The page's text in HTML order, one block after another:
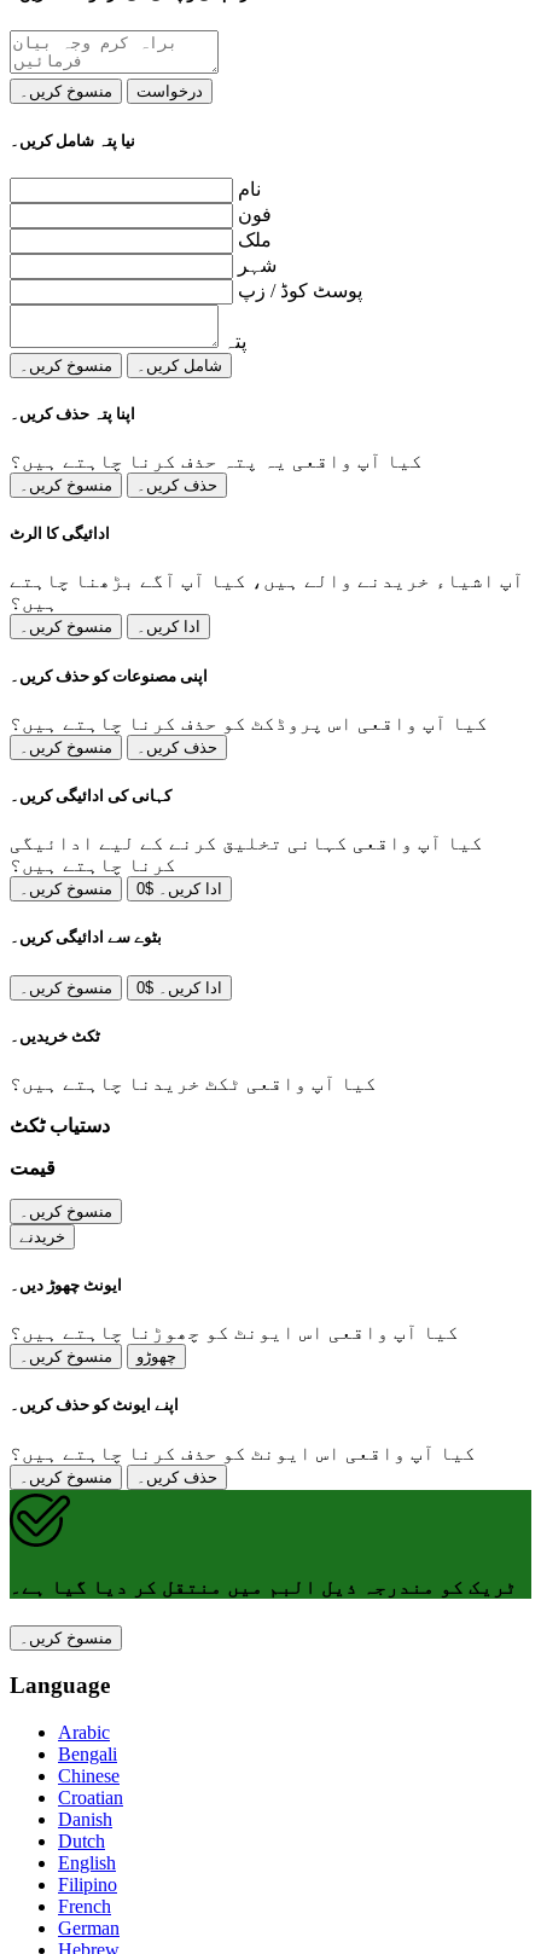
منسوخ کریں۔ درخواست
نیا پتہ شامل کریں۔
نام
فون
ملک
شہر
پوسٹ کوڈ / زپ
پتہ
منسوخ کریں۔ شامل کریں۔
اپنا پتہ حذف کریں۔
کیا آپ واقعی یہ پتہ حذف کرنا چاہتے ہیں؟
منسوخ کریں۔ حذف کریں۔
ادائیگی کا الرٹ
آپ اشیاء خریدنے والے ہیں، کیا آپ آگے بڑھنا چاہتے
ہیں؟
منسوخ کریں۔ ادا کریں۔
اپنی مصنوعات کو حذف کریں۔
کیا آپ واقعی اس پروڈکٹ کو حذف کرنا چاہتے ہیں؟
منسوخ کریں۔ حذف کریں۔
کہانی کی ادائیگی کریں۔
کیا آپ واقعی کہانی تخلیق کرنے کے لیے ادائیگی
کرنا چاہتے ہیں؟
منسوخ کریں۔ ادا کریں۔ $0
بٹوے سے ادائیگی کریں۔
منسوخ کریں۔ ادا کریں۔ $0
ٹکٹ خریدیں۔
کیا آپ واقعی ٹکٹ خریدنا چاہتے ہیں؟
دستیاب ٹکٹ
قیمت
منسوخ کریں۔
خریدنے
ایونٹ چھوڑ دیں۔
کیا آپ واقعی اس ایونٹ کو چھوڑنا چاہتے ہیں؟
منسوخ کریں۔ چھوڑو
اپنے ایونٹ کو حذف کریں۔
کیا آپ واقعی اس ایونٹ کو حذف کرنا چاہتے ہیں؟
منسوخ کریں۔ حذف کریں۔
ٹریک کو مندرجہ ذیل البم میں منتقل کر دیا گیا ہے۔
منسوخ کریں۔
Language
Arabic
Bengali
Chinese
Croatian
Danish
Dutch
English
Filipino
French
German